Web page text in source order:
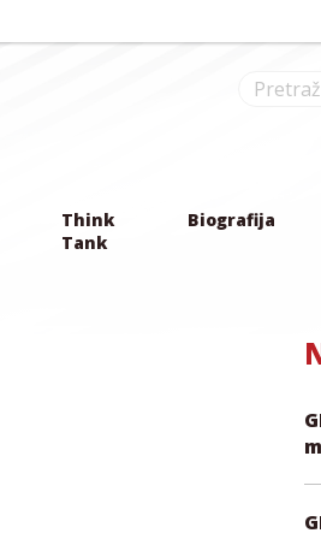
Think
Tank
Biografija